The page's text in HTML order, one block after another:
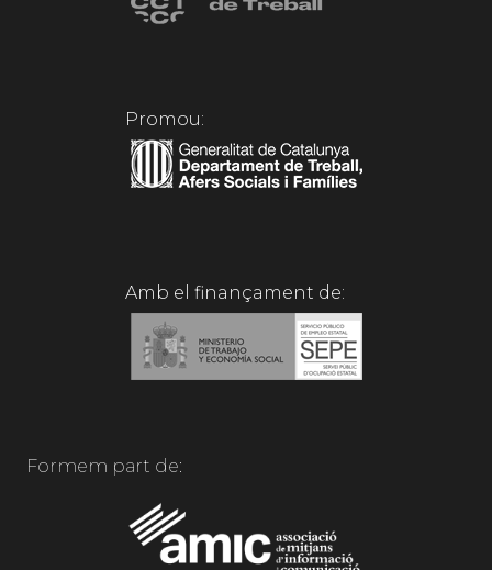
Promou:
Amb el finançament de:
Formem part de: